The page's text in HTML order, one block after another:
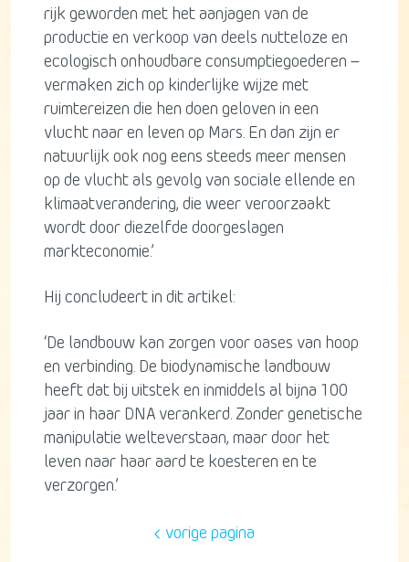
rijk geworden met het aanjagen van de
productie en verkoop van deels nutteloze en
ecologisch onhoudbare consumptiegoederen –
vermaken zich op kinderlijke wijze met
ruimtereizen die hen doen geloven in een
vlucht naar en leven op Mars. En dan zijn er
natuurlijk ook nog eens steeds meer mensen
op de vlucht als gevolg van sociale ellende en
klimaatverandering, die weer veroorzaakt
wordt door diezelfde doorgeslagen
markteconomie.’
Hij concludeert in dit artikel:
‘De landbouw kan zorgen voor oases van hoop
en verbinding. De biodynamische landbouw
heeft dat bij uitstek en inmiddels al bijna 100
jaar in haar DNA verankerd. Zonder genetische
manipulatie welteverstaan, maar door het
leven naar haar aard te koesteren en te
verzorgen.’
vorige pagina